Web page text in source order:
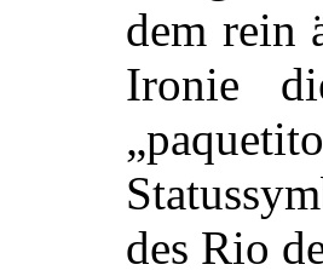
dem rein
Ironie
des Rio